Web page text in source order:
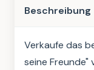
Beschreibung
Verkaufe das
seine